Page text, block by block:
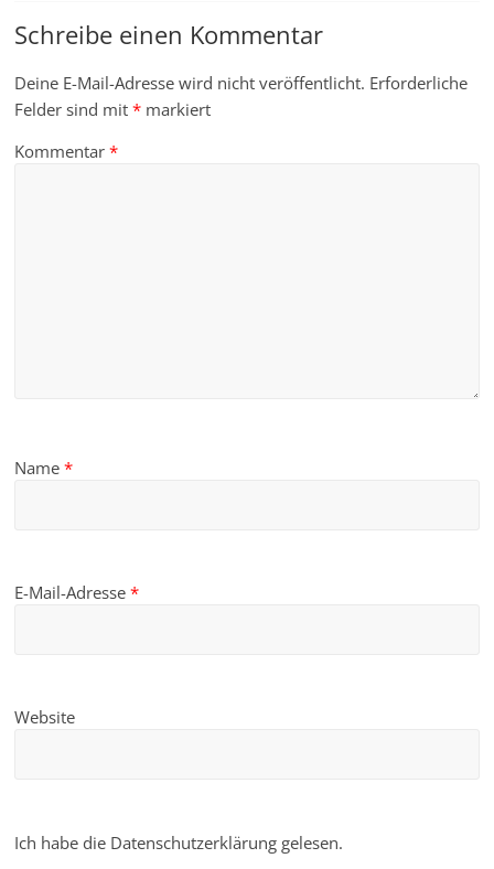
Schreibe einen Kommentar
Deine E-Mail-Adresse wird nicht veröffentlicht. Erforderliche
Felder sind mit* markiert
Kommentar*
Name*
E-Mail-Adresse*
Website
Ich habe die Datenschutzerklärung gelesen.